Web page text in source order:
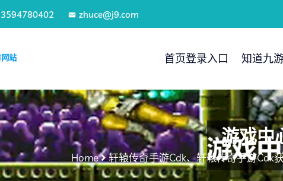
zhuce@j9.com
首页登录入口 知道九
游戏中
Home 轩辕传奇手游cdk、轩辕传奇手游cdk